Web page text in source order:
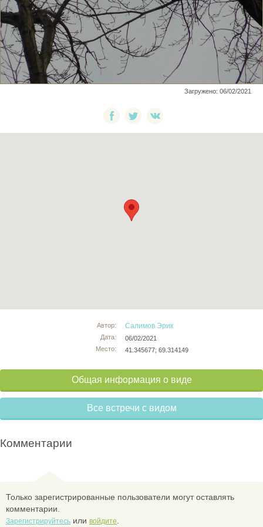
Загружено: 06/02/2021
Автор:
Дата:
Место:
Салимов Эрик
06/02/2021
41.345677; 69.314149
Общая информация о виде
Все встречи с видом
Комментарии
Только зарегистрированные пользователи могут оставлять
комментарии.
Зарегистрируйтесь или войдите